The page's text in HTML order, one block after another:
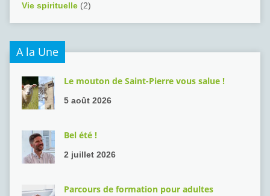
Vie spirituelle(2)
A la Une
Le mouton de Saint-Pierre vous salue !
5 août 2026
Bel été !
2 juillet 2026
Parcours de formation pour adultes